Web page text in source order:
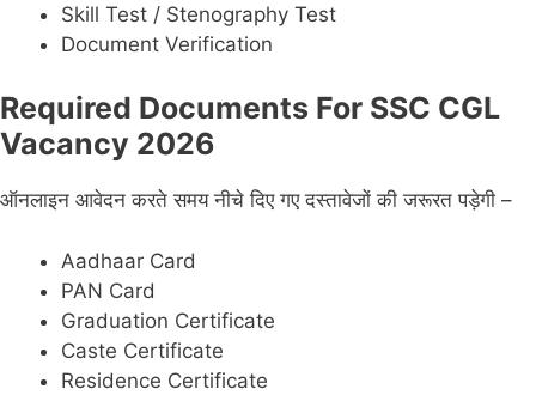
Skill Test / Stenography Test
Document Verification
Required Documents For SSC CGL
Vacancy 2026
ऑनलाइन आवेदन करते समय नीचे दिए गए दस्तावेजों की जरूरत पड़ेगी –
Aadhaar Card
PAN Card
Graduation Certificate
Caste Certificate
Residence Certificate